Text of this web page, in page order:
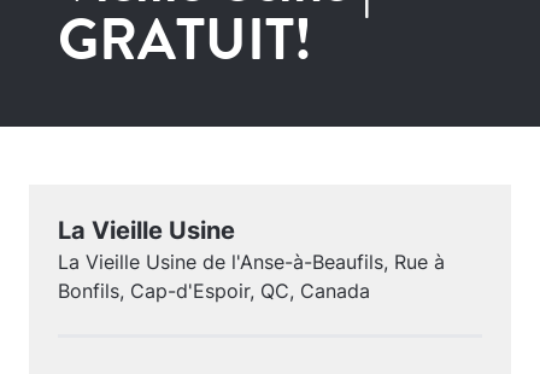
GRATUIT!
La Vieille Usine
La Vieille Usine de l'Anse-à-Beaufils, Rue à
Bonfils, Cap-d'Espoir, QC, Canada